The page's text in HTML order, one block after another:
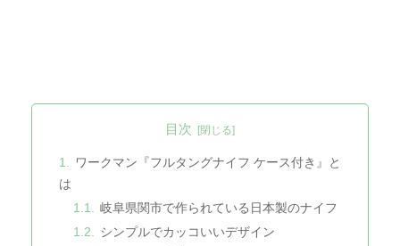
目次
ワークマン『フルタングナイフ ケース付き』と
は
岐阜県関市で作られている日本製のナイフ
シンプルでカッコいいデザイン